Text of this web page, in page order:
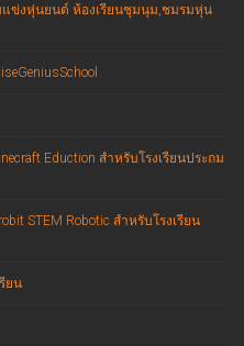
ข่งหุ่นยนต์ ห้องเรียนชุมนุม,ชมรมหุ่น
Eduction สำหรับโรงเรียนประถม
STEM Robotic สำหรับโรงเรียน
ยน